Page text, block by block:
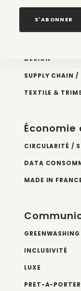
DESIGN
SUPPLY CHAIN /
TEXTILE &
Économie
CIRCULARITÉ /
DATA
MADE IN
GREENWASHING
INCLUSIVITÉ
LUXE
PRET-A-PORTER
S'ABONNER